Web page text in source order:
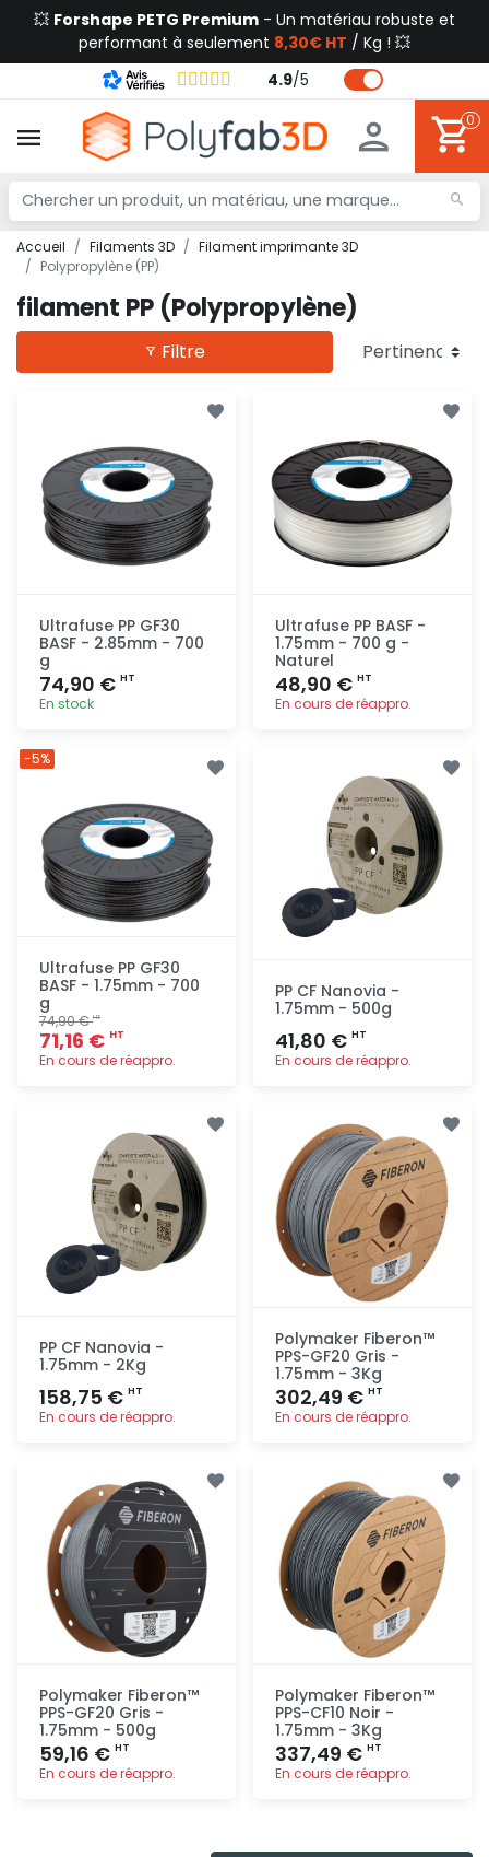
💥 Forshape PETG Premium - Un matériau robuste et
performant à seulement 8,30€ HT / Kg ! 💥
4.9/5
0
Accueil Filaments 3D
Filament imprimante 3D
Polypropylène (PP)
filament PP (Polypropylène)
Filtre
Ultrafuse PP GF30
BASF - 2.85mm - 700
g
74,90 € HT
En stock
Ultrafuse PP BASF -
1.75mm - 700 g -
Naturel
48,90 € HT
En cours de réappro.
rapide
Ultrafuse PP GF30
BASF - 1.75mm - 700
g
74,90 €HT
71,16 € HT
En cours de réappro.
rapide
-5%
PP CF Nanovia -
1.75mm - 500g
41,80 € HT
En cours de réappro.
rapide
PP CF Nanovia -
1.75mm - 2Kg
158,75 € HT
En cours de réappro.
rapide
Polymaker Fiberon™
PPS-GF20 Gris -
1.75mm - 3Kg
302,49 € HT
En cours de réappro.
rapide
Polymaker Fiberon™
PPS-GF20 Gris -
1.75mm - 500g
59,16 € HT
En cours de réappro.
Polymaker Fiberon™
PPS-CF10 Noir -
1.75mm - 3Kg
337,49 € HT
En cours de réappro.